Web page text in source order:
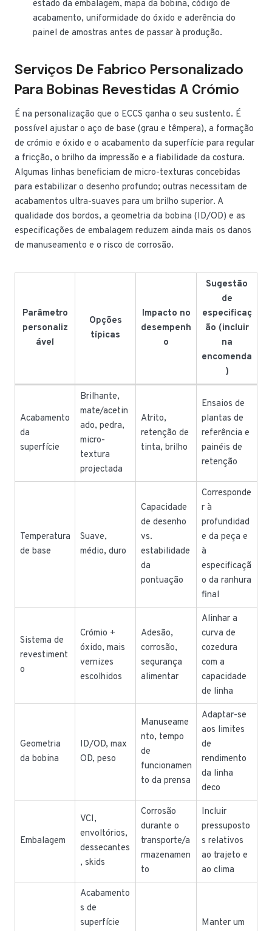
estado da embalagem, mapa da bobina, código de
acabamento, uniformidade do óxido e aderência do
painel de amostras antes de passar à produção.
Serviços De Fabrico Personalizado
Para Bobinas Revestidas A Crómio
É na personalização que o ECCS ganha o seu sustento. É
possível ajustar o aço de base (grau e têmpera), a formação
de crómio e óxido e o acabamento da superfície para regular
a fricção, o brilho da impressão e a fiabilidade da costura.
Algumas linhas beneficiam de micro-texturas concebidas
para estabilizar o desenho profundo; outras necessitam de
acabamentos ultra-suaves para um brilho superior. A
qualidade dos bordos, a geometria da bobina (ID/OD) e as
especificações de embalagem reduzem ainda mais os danos
de manuseamento e o risco de corrosão.
Parâmetro
personaliz
ável
Opções
típicas
Impacto no
desempenh
o
Sugestão
de
especificaç
ão (incluir
na
encomenda
)
Acabamento
da
superfície
Brilhante,
mate/acetin
ado, pedra,
micro-
textura
projectada
Atrito,
retenção de
tinta, brilho
Ensaios de
plantas de
referência e
painéis de
retenção
Temperatura
de base
Suave,
médio, duro
Capacidade
de desenho
vs.
estabilidade
da
pontuação
Corresponde
r à
profundidad
e da peça e
à
especificaçã
o da ranhura
final
Sistema de
revestiment
o
Crómio +
óxido, mais
vernizes
escolhidos
Adesão,
corrosão,
segurança
alimentar
Alinhar a
curva de
cozedura
com a
capacidade
de linha
Geometria
da bobina
ID/OD, max
OD, peso
Manuseame
nto, tempo
de
funcionamen
to da prensa
Adaptar-se
aos limites
de
rendimento
da linha
deco
Embalagem
VCI,
envoltórios,
dessecantes
, skids
Corrosão
durante o
transporte/a
rmazenamen
to
Incluir
pressuposto
s relativos
ao trajeto e
ao clima
Acabamento
s de
superfície
Manter um